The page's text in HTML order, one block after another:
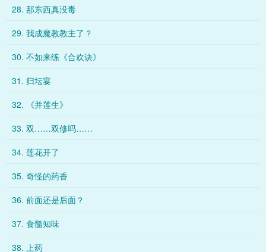
28. 那东西真没毒
29. 我成魔教教主了？
30. 不如来练《合欢诀》
31. 归坛宴
32. 《并莲生》
33. 双……双修吗……
34. 莲花开了
35. 奇怪的药香
36. 前面还是后面？
37. 食髓知味
38. 上药